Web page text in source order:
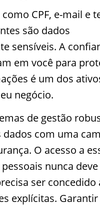
CPF, e-mail e
são dados
sensíveis. A
em você para
é um dos
negócio.
de gestão
com uma
O acesso a
nunca
ser concedido
explícitas.